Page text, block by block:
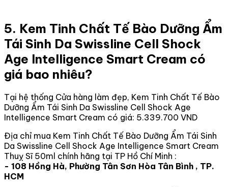
5. Kem Tinh Chất Tế Bào Dưỡng Ẩm
Tái Sinh Da Swissline Cell Shock
Age Intelligence Smart Cream có
giá bao nhiêu?
Tại hệ thống Cửa hàng làm đẹp, Kem Tinh Chất Tế Bào
Dưỡng Ẩm Tái Sinh Da Swissline Cell Shock Age
Intelligence Smart Cream có giá: 5.339.700 VND
Địa chỉ mua Kem Tinh Chất Tế Bào Dưỡng Ẩm Tái Sinh
Da Swissline Cell Shock Age Intelligence Smart Cream
Thuỵ Sĩ 50ml chính hãng tại TP Hồ Chí Minh :
- 108 Hồng Hà, Phường Tân Sơn Hòa Tân Bình , TP.
HCM